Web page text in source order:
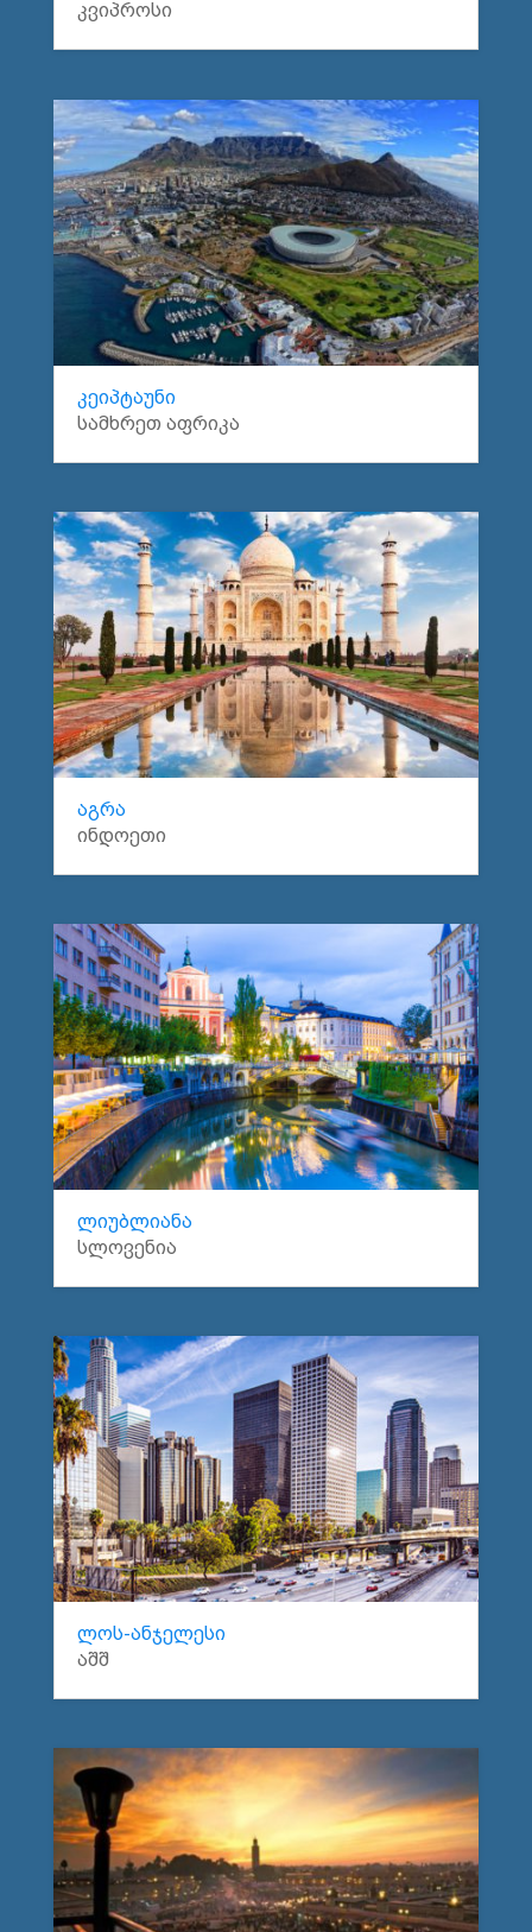
კვიპროსი
კეიპტაუნი
სამხრეთ აფრიკა
აგრა
ინდოეთი
ლიუბლიანა
სლოვენია
ლოს-ანჯელესი
აშშ